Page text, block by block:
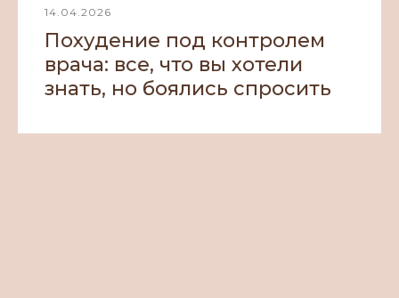
14.04.2026
Похудение под контролем
врача: все, что вы хотели
знать, но боялись спросить